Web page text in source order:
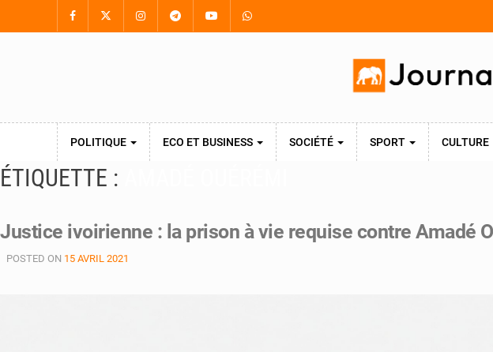
POLITIQUE ECO ET BUSINESS SOCIÉTÉ SPORT CULTURE
ÉTIQUETTE :
Justice ivoirienne : la prison à vie requise contre Amadé
POSTED ON 15 AVRIL 2021